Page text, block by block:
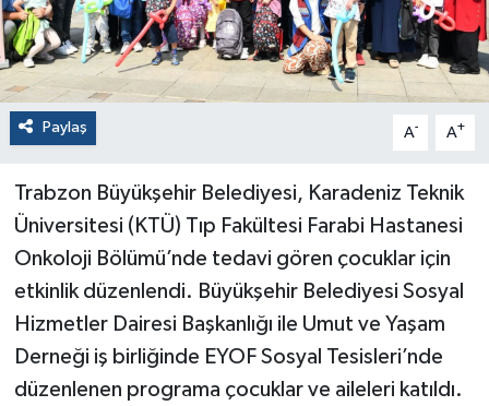
Paylaş A- A+
Trabzon Büyükşehir Belediyesi, Karadeniz Teknik
Üniversitesi (KTÜ) Tıp Fakültesi Farabi Hastanesi
Onkoloji Bölümü’nde tedavi gören çocuklar için
etkinlik düzenlendi. Büyükşehir Belediyesi Sosyal
Hizmetler Dairesi Başkanlığı ile Umut ve Yaşam
Derneği iş birliğinde EYOF Sosyal Tesisleri’nde
düzenlenen programa çocuklar ve aileleri katıldı.